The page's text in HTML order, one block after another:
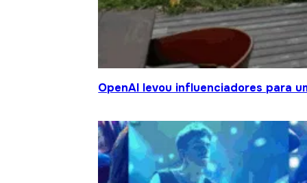
OpenAI levou influenciadores para